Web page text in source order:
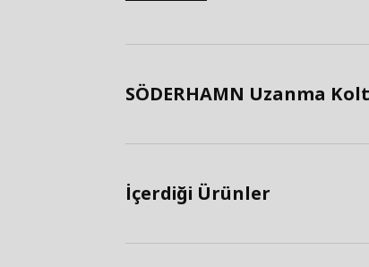
SÖDERHAMN Uzanma
İçerdiği Ürünler